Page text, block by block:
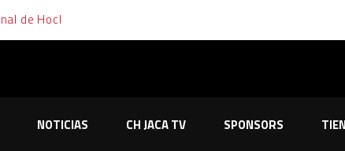
de Hockey Hielo
NOTICIAS CH JACA TV SPONSORS